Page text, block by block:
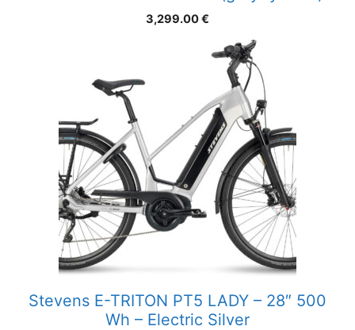
3,299.00€
Stevens E-TRITON PT5 LADY – 28″ 500
Wh – Electric Silver